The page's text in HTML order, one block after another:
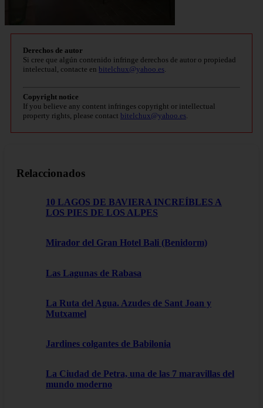
Derechos de autor
Si cree que algún contenido infringe derechos de autor o propiedad
intelectual, contacte en bitelchux@yahoo.es
Copyright notice
If you believe any content infringes copyright or intellectual
property rights, please contact bitelchux@yahoo.es
Relaccionados
10 LAGOS DE BAVIERA INCREÍBLES A
LOS PIES DE LOS ALPES
Mirador del Gran Hotel Bali (Benidorm)
Las Lagunas de Rabasa
La Ruta del Agua. Azudes de Sant Joan y
Mutxamel
Jardines colgantes de Babilonia
La Ciudad de Petra, una de las 7 maravillas del
mundo moderno